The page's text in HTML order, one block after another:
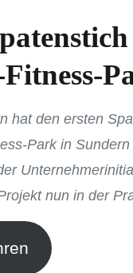
hat den ersten
Park in Sundern
nun in der